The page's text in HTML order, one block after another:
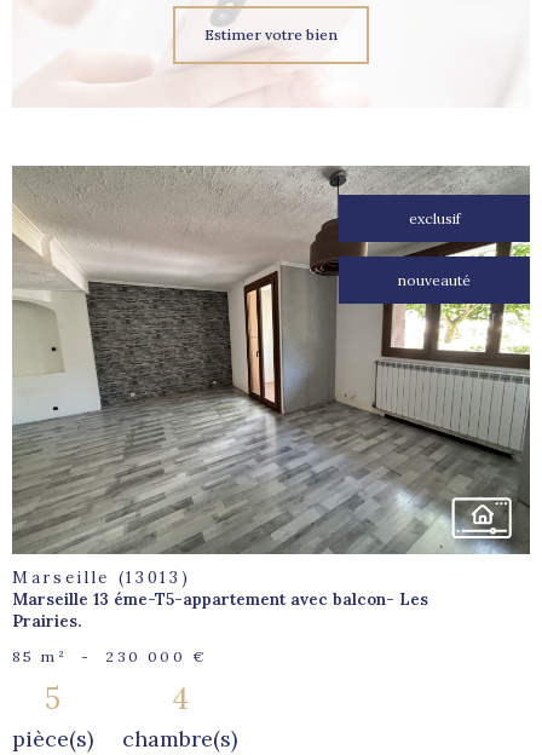
Estimer votre bien
exclusif
nouveauté
voir le
bien
Marseille (13013)
Marseille 13 éme-T5-appartement avec balcon- Les
Prairies.
85 m² - 230 000 €
5
pièce(s)
4
chambre(s)